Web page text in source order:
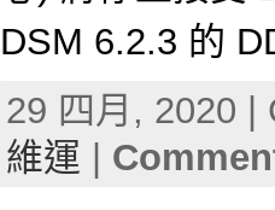
DSM 6.2.3 的
29 四月, 2020
維運